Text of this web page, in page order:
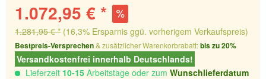
1.072,95 € *
1.281,95 € * (16,3% Ersparnis ggü. vorherigem Verkaufspreis)
Bestpreis-Versprechen& zusätzlicher Warenkorbrabatt:bis zu 20%
Versandkostenfrei innerhalb Deutschlands!
Lieferzeit 10-15 Arbeitstage oder zum Wunschlieferdatum